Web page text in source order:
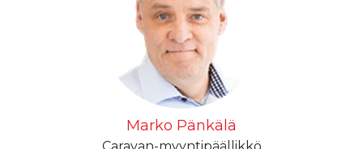
Marko Pänkälä